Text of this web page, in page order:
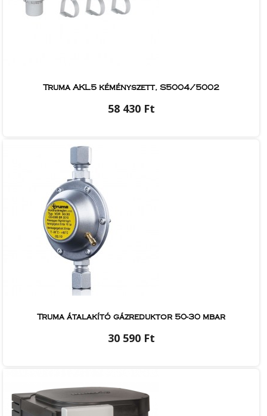
Truma AKL5 kéményszett, S5004/5002
58 430 Ft
Truma átalakító gázreduktor 50-30 mbar
30 590 Ft